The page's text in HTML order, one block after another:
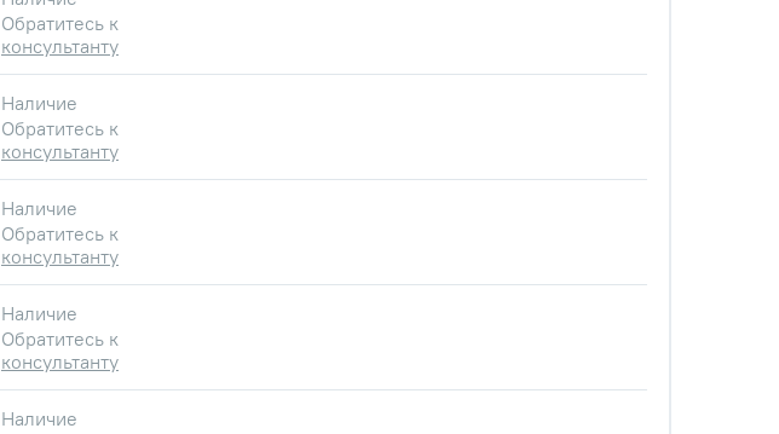
Обратитесь к
консультанту
Наличие
Обратитесь к
консультанту
Наличие
Обратитесь к
консультанту
Наличие
Обратитесь к
консультанту
Наличие